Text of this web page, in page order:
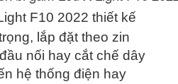
F10 2022 thiết kế
lắp đặt theo zin
nối hay cắt chế dây
hệ thống điện hay